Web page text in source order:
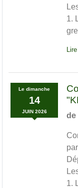
1.
Ledimanche
14
JUIN 2026 de
1.